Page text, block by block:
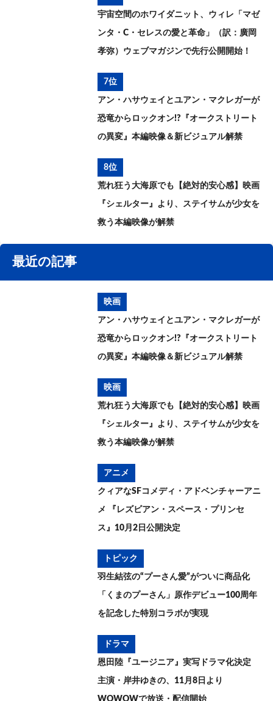
宇宙空間のホワイダニット、ウィレ「マゼ
ンタ・C・セレスの愛と革命」（訳：廣岡
孝弥）ウェブマガジンで先行公開開始！
7位
アン・ハサウェイとユアン・マクレガーが
恐竜からロックオン!?『オークストリート
の異変』本編映像＆新ビジュアル解禁
8位
荒れ狂う大海原でも【絶対的安心感】映画
『シェルター』より、ステイサムが少女を
救う本編映像が解禁
最近の記事
映画
アン・ハサウェイとユアン・マクレガーが
恐竜からロックオン!?『オークストリート
の異変』本編映像＆新ビジュアル解禁
映画
荒れ狂う大海原でも【絶対的安心感】映画
『シェルター』より、ステイサムが少女を
救う本編映像が解禁
アニメ
クィアなSFコメディ・アドベンチャーアニ
メ 『レズビアン・スペース・プリンセ
ス』10月2日公開決定
トピック
羽生結弦の“プーさん愛”がついに商品化
「くまのプーさん」原作デビュー100周年
を記念した特別コラボが実現
ドラマ
恩田陸『ユージニア』実写ドラマ化決定
主演・岸井ゆきの、11月8日より
WOWOWで放送・配信開始